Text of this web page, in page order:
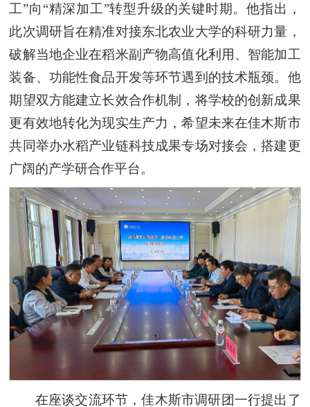
工”向“精深加工”转型升级的关键时期。他指出，
此次调研旨在精准对接东北农业大学的科研力量，
破解当地企业在稻米副产物高值化利用、智能加工
装备、功能性食品开发等环节遇到的技术瓶颈。他
期望双方能建立长效合作机制，将学校的创新成果
更有效地转化为现实生产力，希望未来在佳木斯市
共同举办水稻产业链科技成果专场对接会，搭建更
广阔的产学研合作平台。
在座谈交流环节，佳木斯市调研团一行提出了